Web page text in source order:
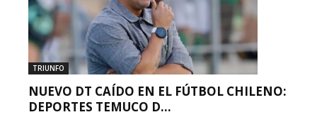
TRIUNFO
NUEVO DT CAÍDO EN EL FÚTBOL CHILENO:
DEPORTES TEMUCO D...